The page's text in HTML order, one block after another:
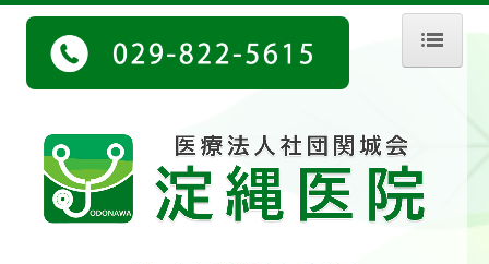
ホーム
診療案内
外科